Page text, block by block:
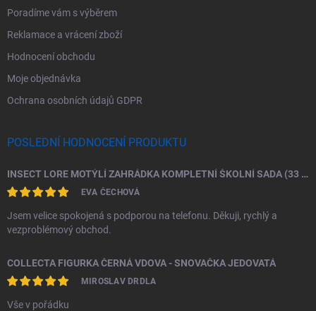
Poradíme vám s výběrem
Reklamace a vrácení zboží
Hodnocení obchodu
Moje objednávka
Ochrana osobních údajů GDPR
POSLEDNÍ HODNOCENÍ PRODUKTU
INSECT LORE MOTÝLÍ ZAHRÁDKA KOMPLETNÍ ŠKOLNÍ SADA (33 HOUSENEK)
EVA ČECHOVÁ
Jsem velice spokojená s podporou na telefonu. Děkuji, rychlý a
vezproblémový obchod.
COLLECTA FIGURKA ČERNÁ VDOVA - SNOVAČKA JEDOVATÁ
MIROSLAV DRDLA
Vše v pořádku